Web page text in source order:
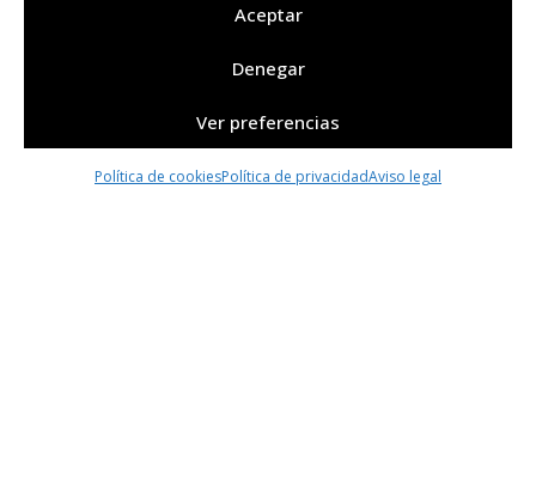
Aceptar
Denegar
Ver preferencias
Política de cookiesPolítica de privacidadAviso legal
Condiciones generales de venta